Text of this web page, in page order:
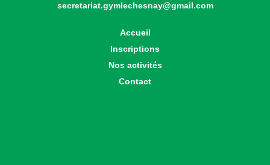
secretariat.gymlechesnay@gmail.com
Accueil
Inscriptions
Nos activités
Contact